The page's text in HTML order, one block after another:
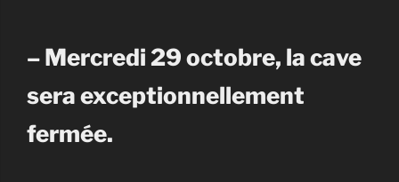
– Mercredi 29 octobre, la cave
sera exceptionnellement
fermée.